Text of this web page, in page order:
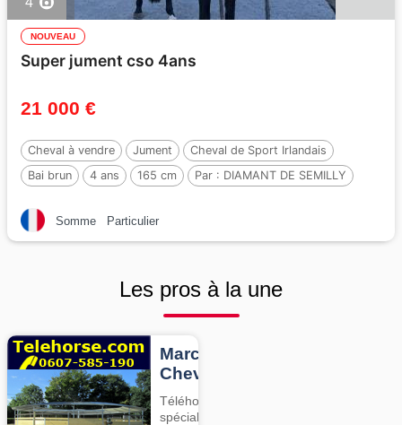
NOUVEAU
Super jument cso 4ans
21 000 €
Cheval à vendre Jument
Cheval de Sport Irlandais
Bai brun
4 ans 165 cm Par : DIAMANT DE SEMILLY
Somme Particulier
Les pros à la une
Marcheurs
Chevaux
Téléhorse,
spécialiste